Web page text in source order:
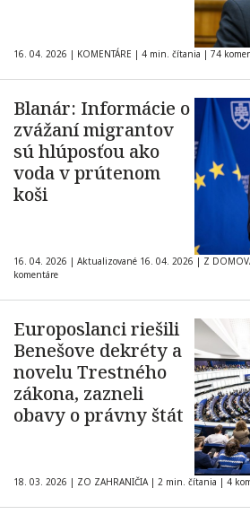
16. 04. 2026 | KOMENTÁRE | 4 min. čítania | 74
Blanár: Informácie o
zvážaní migrantov
sú hlúposťou ako
voda v prútenom
koši
16. 04. 2026 | Aktualizované 16. 04. 2026 | Z
komentáre
Europoslanci riešili
Benešove dekréty a
novelu Trestného
zákona, zazneli
obavy o právny štát
18. 03. 2026 | ZO ZAHRANIČIA | 2 min. čítania | 4